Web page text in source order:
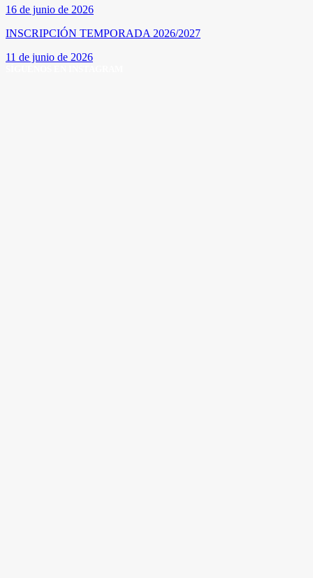
16 de junio de 2026
INSCRIPCIÓN TEMPORADA 2026/2027
11 de junio de 2026